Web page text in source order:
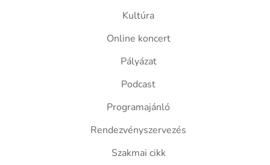
Kultúra
Online koncert
Pályázat
Podcast
Programajánló
Rendezvényszervezés
Szakmai cikk